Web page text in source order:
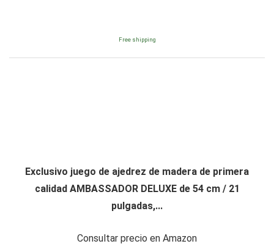
Free shipping
Exclusivo juego de ajedrez de madera de primera
calidad AMBASSADOR DELUXE de 54 cm / 21
pulgadas,...
Consultar precio en Amazon